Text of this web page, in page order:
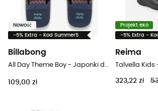
Nowość
-5% Extra - Kod Summer5
Billabong
All Day Theme Boy - Japonki dziecięce
109,00 zł
Projekt eko
-5% Extra -
Reima
323,22 zł